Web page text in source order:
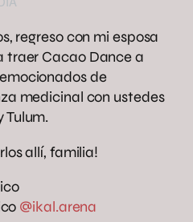
regreso con mi esposa
traer Cacao Dance a
de
medicinal con ustedes
Tulum.
allí, familia!
@ikal.arena